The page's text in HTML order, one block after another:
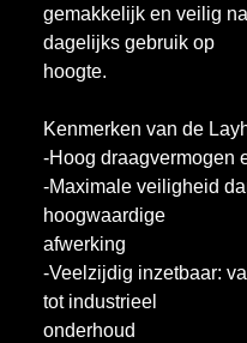
gemakkelijk en veilig
dagelijks gebruik op
hoogte.
Kenmerken van de
-Hoog draagvermogen
-Maximale veiligheid
hoogwaardige
afwerking
-Veelzijdig inzetbaar:
tot industrieel
onderhoud